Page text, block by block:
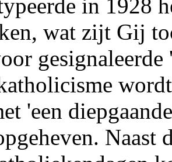
in 1928
wat zijt Gij
'een